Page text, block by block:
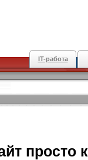
IT-работа
просто